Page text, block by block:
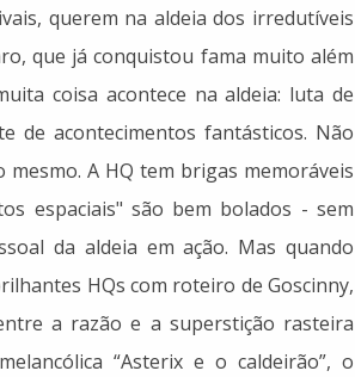
querem na aldeia dos irredutíveis
que já conquistou fama muito além
coisa acontece na aldeia: luta de
de acontecimentos fantásticos. Não
mesmo. A HQ tem brigas memoráveis
espaciais" são bem bolados - sem
da aldeia em ação. Mas quando
HQs com roteiro de Goscinny,
a razão e a superstição rasteira
“Asterix e o caldeirão”, o